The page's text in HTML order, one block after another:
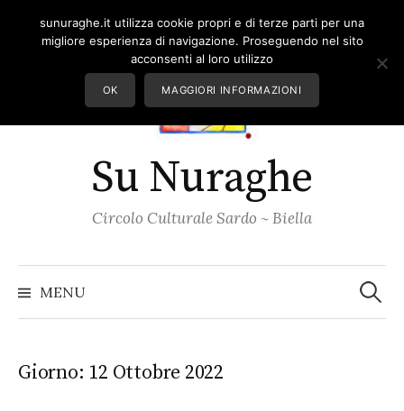
Su Nuraghe
Circolo Culturale Sardo ~ Biella
MENU per:
Giorno: 12 Ottobre 2022
sunuraghe.it utilizza cookie propri e di terze parti per una
migliore esperienza di navigazione. Proseguendo nel sito
acconsenti al loro utilizzo
OK MAGGIORI INFORMAZIONI